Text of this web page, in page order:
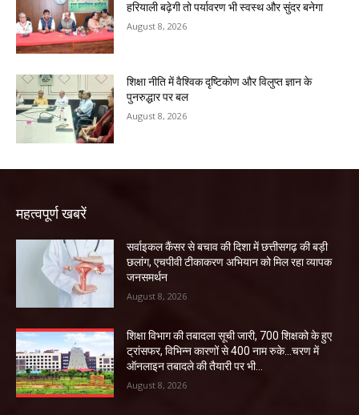
हरियाली बढ़ेगी तो पर्यावरण भी स्वस्थ और सुंदर बनेगा
August 8, 2026
शिक्षा नीति में वैश्विक दृष्टिकोण और विलुप्त ज्ञान के
पुनरुद्धार पर बल
August 8, 2026
महत्वपूर्ण खबरें
सर्वाइकल कैंसर से बचाव की दिशा में छत्तीसगढ़ की बड़ी
छलांग, एचपीवी टीकाकरण अभियान को मिल रहा व्यापक
जनसमर्थन
August 8, 2026
शिक्षा विभाग की तबादला सूची जारी, 700 शिक्षको के हुए
ट्रांसफर, विभिन्न कारणों से 400 नाम रुके…चरण में
ऑनलाइन तबादले की तैयारी पर भी...
August 8, 2026